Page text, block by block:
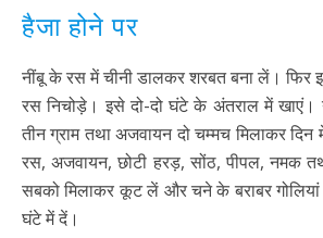
हैजा होने पर
नींबू के रस में चीनी डालकर शरबत बना लें। फिर
रस निचोड़े। इसे दो-दो घंटे के अंतराल में
तीन ग्राम तथा अजवायन दो चम्मच मिलाकर दिन
रस, अजवायन, छोटी हरड़, सोंठ, पीपल, नमक
सबको मिलाकर कूट लें और चने के बराबर गोलियां
घंटे में दें।